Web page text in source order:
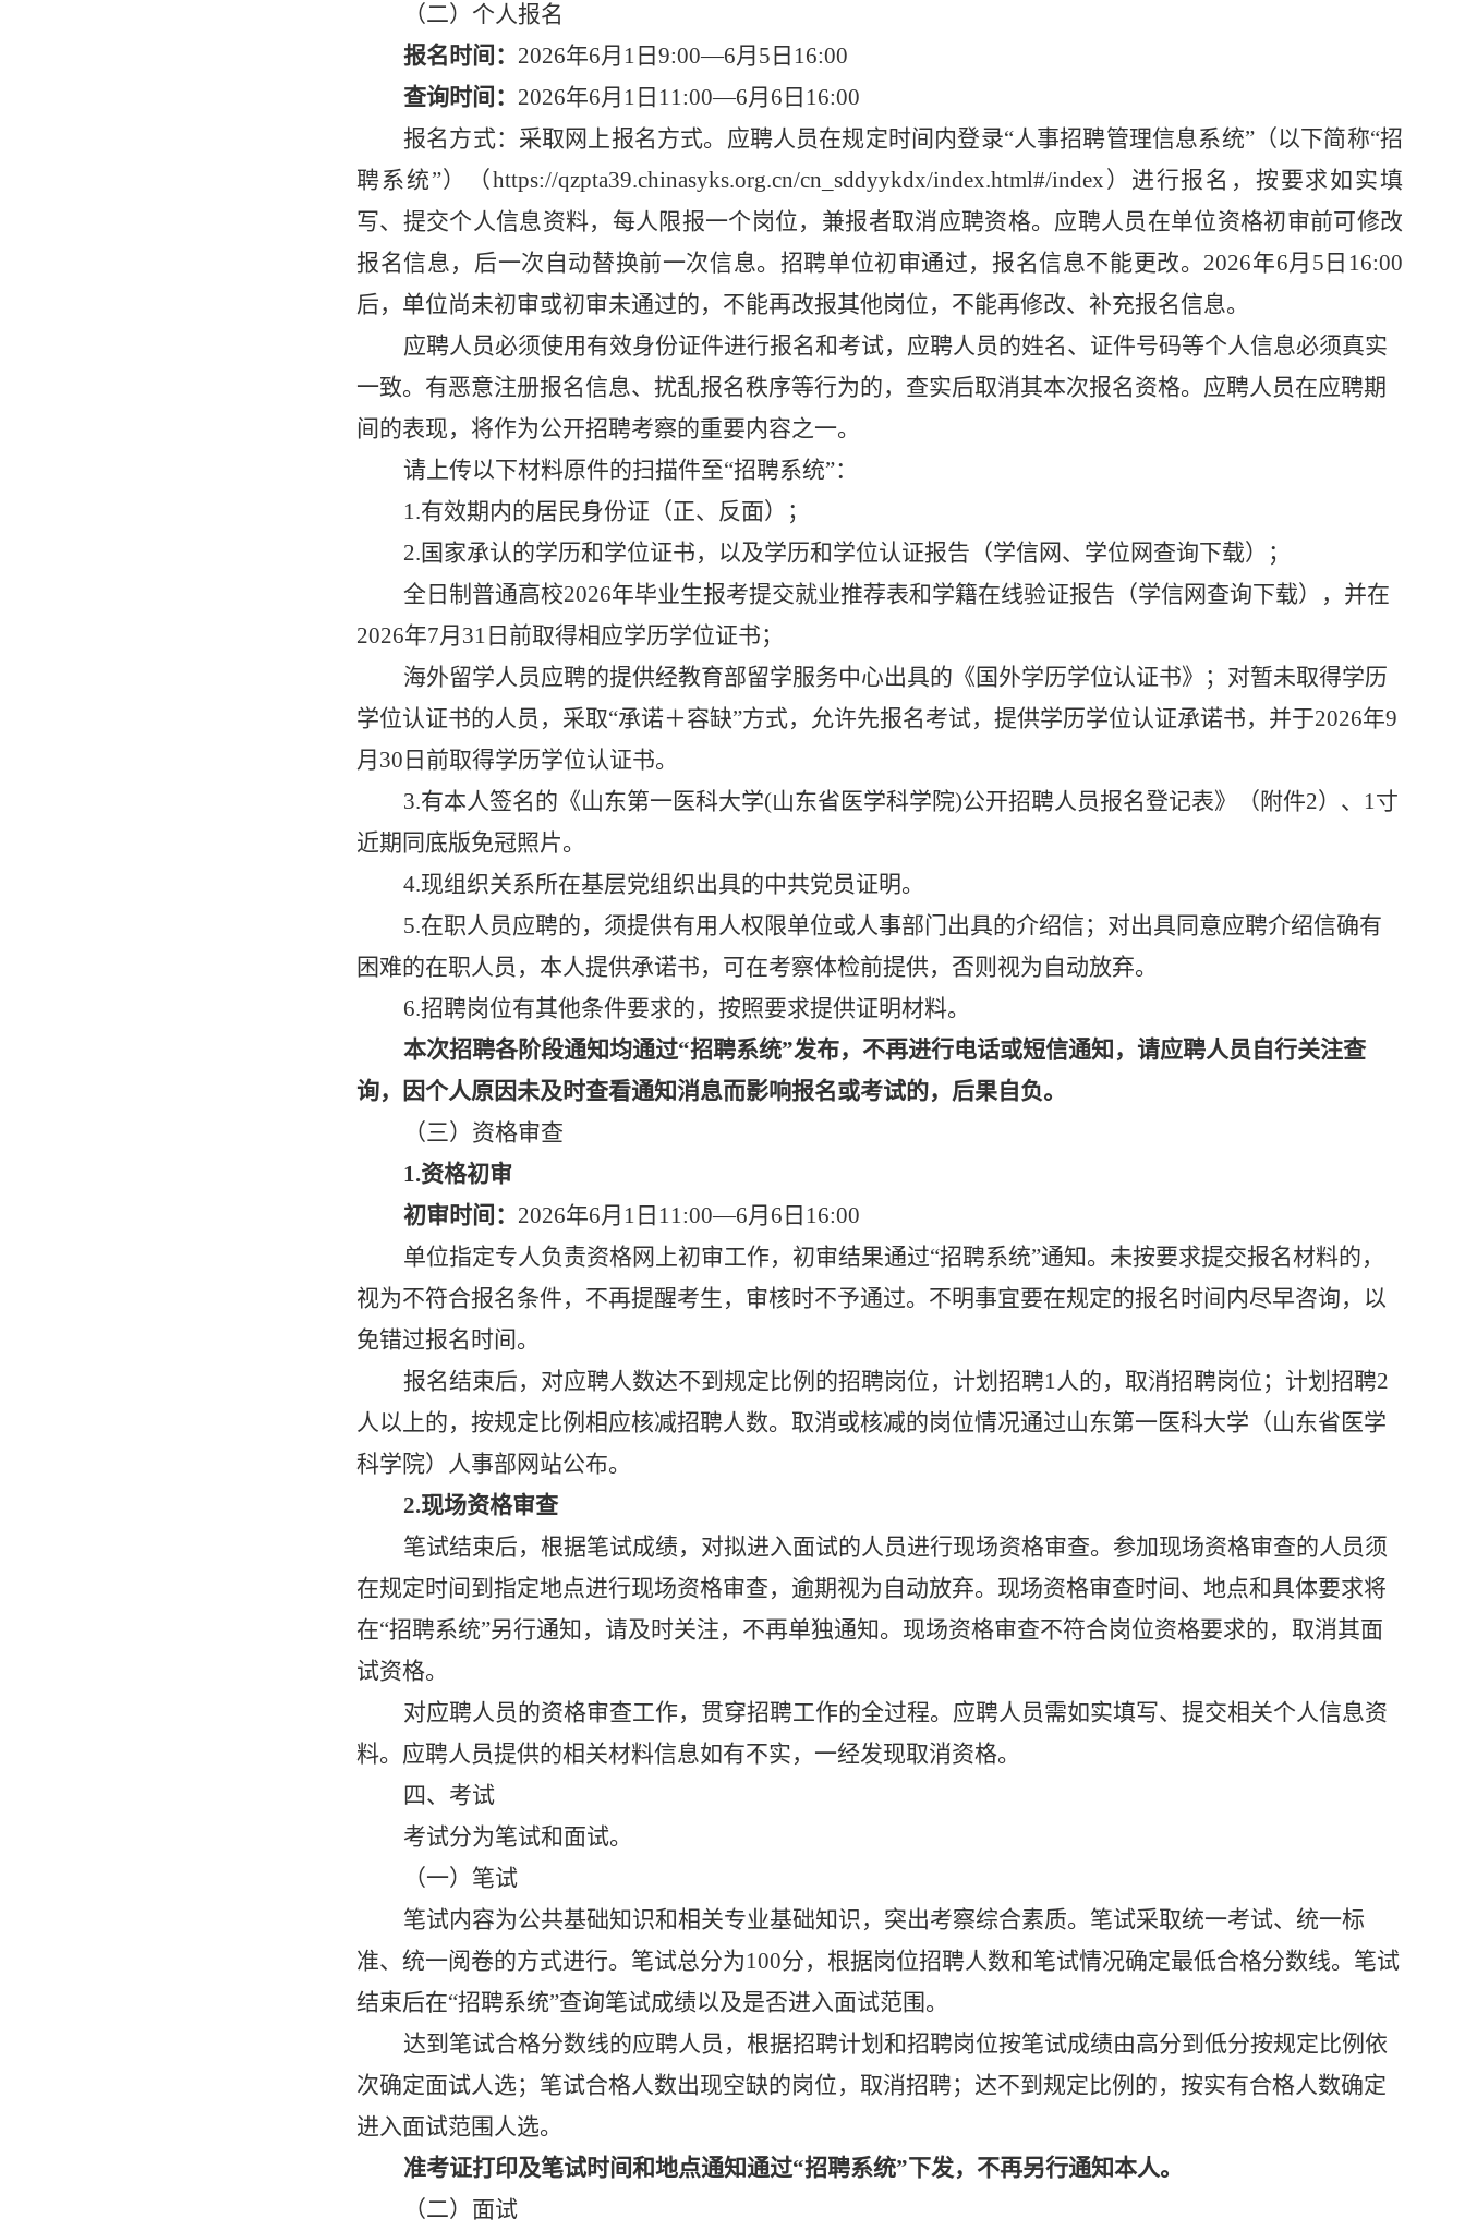
（二）个人报名
报名时间： 2026年6月1日9:00—6月5日16:00
查询时间： 2026年6月1日11:00—6月6日16:00
报名方式：采取网上报名方式。应聘人员在规定时间内登录“人事招聘管理信息系统”（以下简称“招
聘系统”）（https://qzpta39.chinasyks.org.cn/cn_sddyykdx/index.html#/index）进行报名，按要求如实填
写、提交个人信息资料，每人限报一个岗位，兼报者取消应聘资格。应聘人员在单位资格初审前可修改
报名信息，后一次自动替换前一次信息。招聘单位初审通过，报名信息不能更改。2026年6月5日16:00
后，单位尚未初审或初审未通过的，不能再改报其他岗位，不能再修改、补充报名信息。
应聘人员必须使用有效身份证件进行报名和考试，应聘人员的姓名、证件号码等个人信息必须真实
一致。有恶意注册报名信息、扰乱报名秩序等行为的，查实后取消其本次报名资格。应聘人员在应聘期
间的表现，将作为公开招聘考察的重要内容之一。
请上传以下材料原件的扫描件至“招聘系统”：
1.有效期内的居民身份证（正、反面）；
2.国家承认的学历和学位证书，以及学历和学位认证报告（学信网、学位网查询下载）；
全日制普通高校2026年毕业生报考提交就业推荐表和学籍在线验证报告（学信网查询下载），并在
2026年7月31日前取得相应学历学位证书；
海外留学人员应聘的提供经教育部留学服务中心出具的《国外学历学位认证书》； 对暂未取得学历
学位认证书的人员，采取“承诺＋容缺”方式，允许先报名考试， 提供学历学位认证承诺书， 并于2026年9
月 30 日前取得学历学位认证书。
3.有本人签名的《山东第一医科大学(山东省医学科学院)公开招聘人员报名登记表》（附件2）、1寸
近期同底版免冠照片。
4.现组织关系所在基层党组织出具的中共党员证明。
5.在职人员应聘的，须提供有用人权限单位或人事部门出具的介绍信；对出具同意应聘介绍信确有
困难的在职人员，本人提供承诺书，可在考察体检前提供，否则视为自动放弃。
6.招聘岗位有其他条件要求的，按照要求提供证明材料。
本次招聘各阶段通知均通过“招聘系统”发布，不再进行电话或短信通知，请应聘人员自行关注查
询，因个人原因未及时查看通知消息而影响报名或考试的，后果自负。
（三）资格审查
1.资格初审
初审时间： 2026年6月1日11:00—6月6日16:00
单位指定专人负责资格网上初审工作，初审结果通过“招聘系统”通知。未按要求提交报名材料的，
视为不符合报名条件，不再提醒考生，审核时不予通过。不明事宜要在规定的报名时间内尽早咨询，以
免错过报名时间。
报名结束后，对应聘人数达不到规定比例的招聘岗位，计划招聘1人的，取消招聘岗位；计划招聘2
人以上的，按规定比例相应核减招聘人数。取消或核减的岗位情况通过山东第一医科大学（山东省医学
科学院）人事部网站公布。
2.现场资格审查
笔试结束后，根据笔试成绩，对拟进入面试的人员进行现场资格审查。参加现场资格审查的人员须
在规定时间到指定地点进行现场资格审查，逾期视为自动放弃。现场资格审查时间、地点和具体要求将
在“招聘系统”另行通知，请及时关注，不再单独通知。现场资格审查不符合岗位资格要求的，取消其面
试资格。
对应聘人员的资格审查工作，贯穿招聘工作的全过程。应聘人员需如实填写、提交相关个人信息资
料。应聘人员提供的相关材料信息如有不实，一经发现取消资格。
四、考试
考试分为笔试和面试。
（一）笔试
笔试内容为公共基础知识和相关专业基础知识，突出考察综合素质。笔试采取统一考试、统一标
准、统一阅卷的方式进行。笔试总分为100分，根据岗位招聘人数和笔试情况确定最低合格分数线。笔试
结束后在“招聘系统”查询笔试成绩以及是否进入面试范围。
达到笔试合格分数线的应聘人员，根据招聘计划和招聘岗位按笔试成绩由高分到低分按规定比例依
次确定面试人选；笔试合格人数出现空缺的岗位，取消招聘；达不到规定比例的，按实有合格人数确定
进入面试范围人选。
准考证打印及笔试时间和地点通知通过“招聘系统”下发，不再另行通知本人。
（二）面试